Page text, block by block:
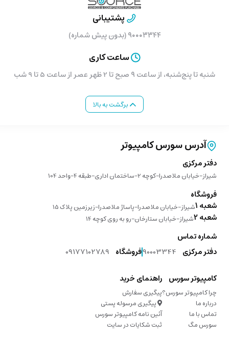
پشتیبانی
۹۰۰۰۳۳۴۴ (بدون پیش شماره)
ساعت کاری
شنبه تا پنج‌شنبه، از ساعت ۹ صبح تا 2 ظهر عصر از ساعت 5 تا 9 شب
برگشت به بالا
آدرس سورس کامپیوتر
دفتر مرکزی
شیراز-خیابان ملاصدرا-کوچه 2-ساختمان اداری-طبقه 4-واحد 104
فروشگاه
شعبه 1 شیراز-خیابان ملاصدرا-پاساژ ملاصدرا-زیرزمین پلاک 15
شعبه 2 شیراز-خیابان ستارخان-رو به روی کوچه 14
شماره تماس
دفتر مرکزی 90003344فروشگاه 09177102789
کامپیوتر سورس
چرا کامپیوتر سورس؟
درباره ما
تماس با ما
سورس مگ
راهنمای خرید
پیگیری سفارش
پیگیری مرسوله پستی
آئین نامه کامپیوتر سورس
ثبت شکایات در سایت